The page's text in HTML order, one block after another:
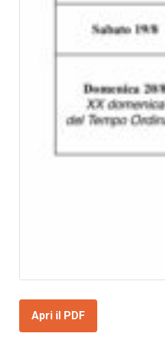
Apri il PDF